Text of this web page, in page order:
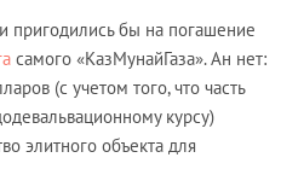
пригодились бы на погашение
самого «КазМунайГаза». Ан нет:
(с учетом того, что часть
курсу)
элитного объекта для